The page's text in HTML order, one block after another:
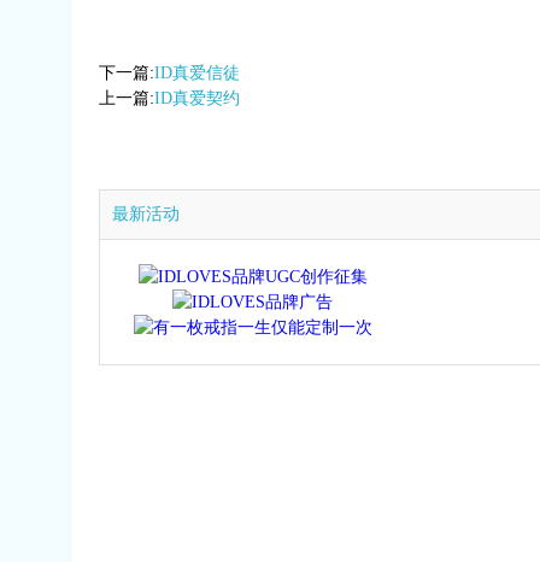
下一篇:ID真爱信徒
上一篇:ID真爱契约
最新活动